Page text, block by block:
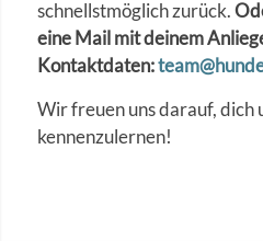
schnellstmöglich zurück.
eine Mail mit deinem
Kontaktdaten:
Wir freuen uns darauf, dich
kennenzulernen!